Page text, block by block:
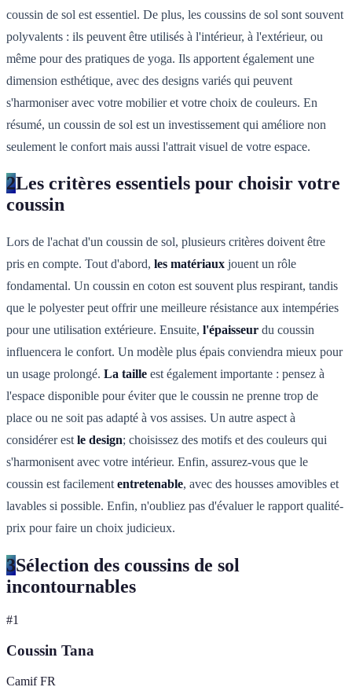
coussin de sol est essentiel. De plus, les coussins de sol sont souvent
polyvalents : ils peuvent être utilisés à l'intérieur, à l'extérieur, ou
même pour des pratiques de yoga. Ils apportent également une
dimension esthétique, avec des designs variés qui peuvent
s'harmoniser avec votre mobilier et votre choix de couleurs. En
résumé, un coussin de sol est un investissement qui améliore non
seulement le confort mais aussi l'attrait visuel de votre espace.
2Les critères essentiels pour choisir votre
coussin
Lors de l'achat d'un coussin de sol, plusieurs critères doivent être
pris en compte. Tout d'abord, les matériaux jouent un rôle
fondamental. Un coussin en coton est souvent plus respirant, tandis
que le polyester peut offrir une meilleure résistance aux intempéries
pour une utilisation extérieure. Ensuite, l'épaisseur du coussin
influencera le confort. Un modèle plus épais conviendra mieux pour
un usage prolongé. La taille est également importante : pensez à
l'espace disponible pour éviter que le coussin ne prenne trop de
place ou ne soit pas adapté à vos assises. Un autre aspect à
considérer est le design; choisissez des motifs et des couleurs qui
s'harmonisent avec votre intérieur. Enfin, assurez-vous que le
coussin est facilement entretenable, avec des housses amovibles et
lavables si possible. Enfin, n'oubliez pas d'évaluer le rapport qualité-
prix pour faire un choix judicieux.
3Sélection des coussins de sol
incontournables
#1
Coussin Tana
Camif FR